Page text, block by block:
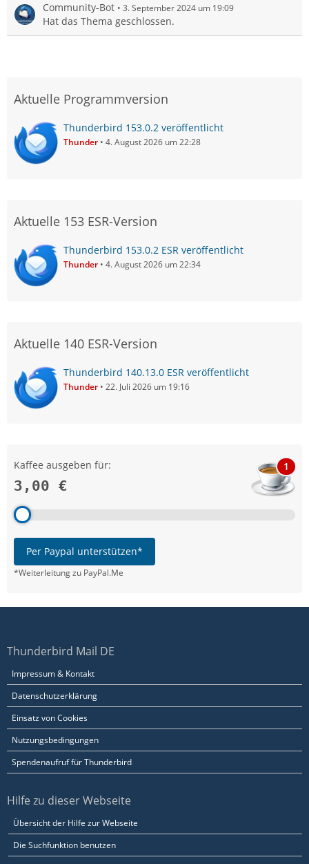
Community-Bot 3. September 2024 um 19:09
Hat das Thema geschlossen.
Aktuelle Programmversion
Thunderbird 153.0.2 veröffentlicht
Thunder 4. August 2026 um 22:28
Aktuelle 153 ESR-Version
Thunderbird 153.0.2 ESR veröffentlicht
Thunder 4. August 2026 um 22:34
Aktuelle 140 ESR-Version
Thunderbird 140.13.0 ESR veröffentlicht
Thunder 22. Juli 2026 um 19:16
Kaffee ausgeben für:
3,00 €
1
Per Paypal unterstützen*
*Weiterleitung zu PayPal.Me
Thunderbird Mail DE
Impressum & Kontakt
Datenschutzerklärung
Einsatz von Cookies
Nutzungsbedingungen
Spendenaufruf für Thunderbird
Hilfe zu dieser Webseite
Übersicht der Hilfe zur Webseite
Die Suchfunktion benutzen